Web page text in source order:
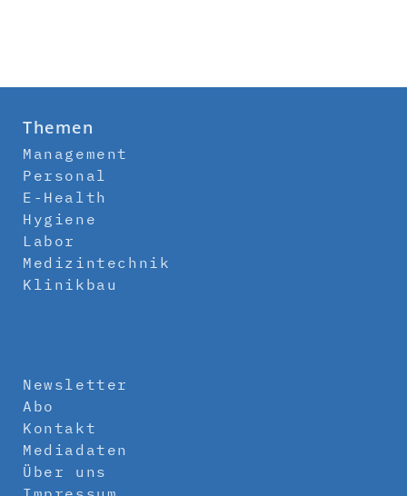
Themen
Management
Personal
E-Health
Hygiene
Labor
Medizintechnik
Klinikbau
Newsletter
Abo
Kontakt
Mediadaten
Über uns